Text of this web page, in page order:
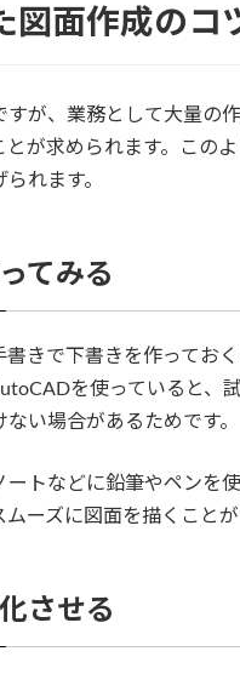
図面作成のコ
すが、業務として大量の
が求められます。この
れます。
てみる
きで下書きを作ってお
を使っていると、
い場合があるためです。
トなどに鉛筆やペンを
ーズに図面を描くことが
させる